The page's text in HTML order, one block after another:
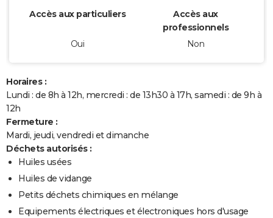
Accès aux particuliers
Accès aux
professionnels
Oui
Non
Horaires :
Lundi : de 8h à 12h, mercredi : de 13h30 à 17h, samedi : de 9h à
12h
Fermeture :
Mardi, jeudi, vendredi et dimanche
Déchets autorisés :
Huiles usées
Huiles de vidange
Petits déchets chimiques en mélange
Equipements électriques et électroniques hors d'usage